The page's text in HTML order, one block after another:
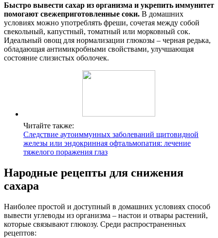
Быстро вывести сахар из организма и укрепить иммунитет
помогают свежеприготовленные соки. В домашних
условиях можно употреблять фреши, сочетая между собой
свекольный, капустный, томатный или морковный сок.
Идеальный овощ для нормализации глюкозы – черная редька,
обладающая антимикробными свойствами, улучшающая
состояние слизистых оболочек.
Читайте также:
Следствие аутоиммунных заболеваний щитовидной
железы или эндокринная офтальмопатия: лечение
тяжелого поражения глаз
Народные рецепты для снижения
сахара
Наиболее простой и доступный в домашних условиях способ
вывести углеводы из организма – настои и отвары растений,
которые связывают глюкозу. Среди распространенных
рецептов: